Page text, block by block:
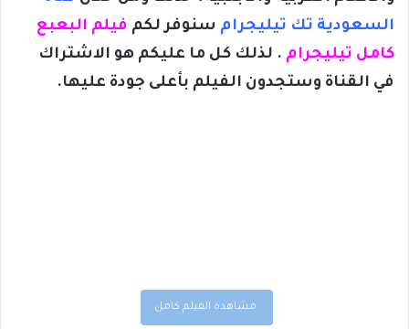
السعودية تك تيليجرام سنوفر لكم فيلم البعبع
كامل تيليجرام . لذلك كل ما عليكم هو الاشتراك
في القناة وستجدون الفيلم بأعلى جودة عليها.
مشاهدة الفيلم كامل